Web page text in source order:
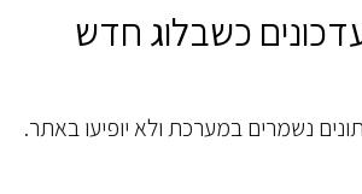
כשבלוג חדש
נשמרים במערכת ולא יופיעו באתר.